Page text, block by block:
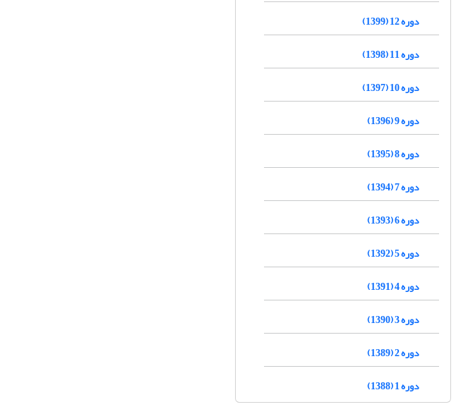
دوره 12 (1399)
دوره 11 (1398)
دوره 10 (1397)
دوره 9 (1396)
دوره 8 (1395)
دوره 7 (1394)
دوره 6 (1393)
دوره 5 (1392)
دوره 4 (1391)
دوره 3 (1390)
دوره 2 (1389)
دوره 1 (1388)